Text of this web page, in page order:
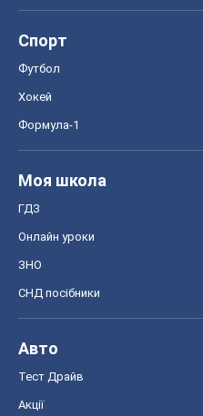
Спорт
Футбол
Хокей
Формула-1
Моя школа
ГДЗ
Онлайн уроки
ЗНО
СНД посібники
Авто
Тест Драйв
Акції